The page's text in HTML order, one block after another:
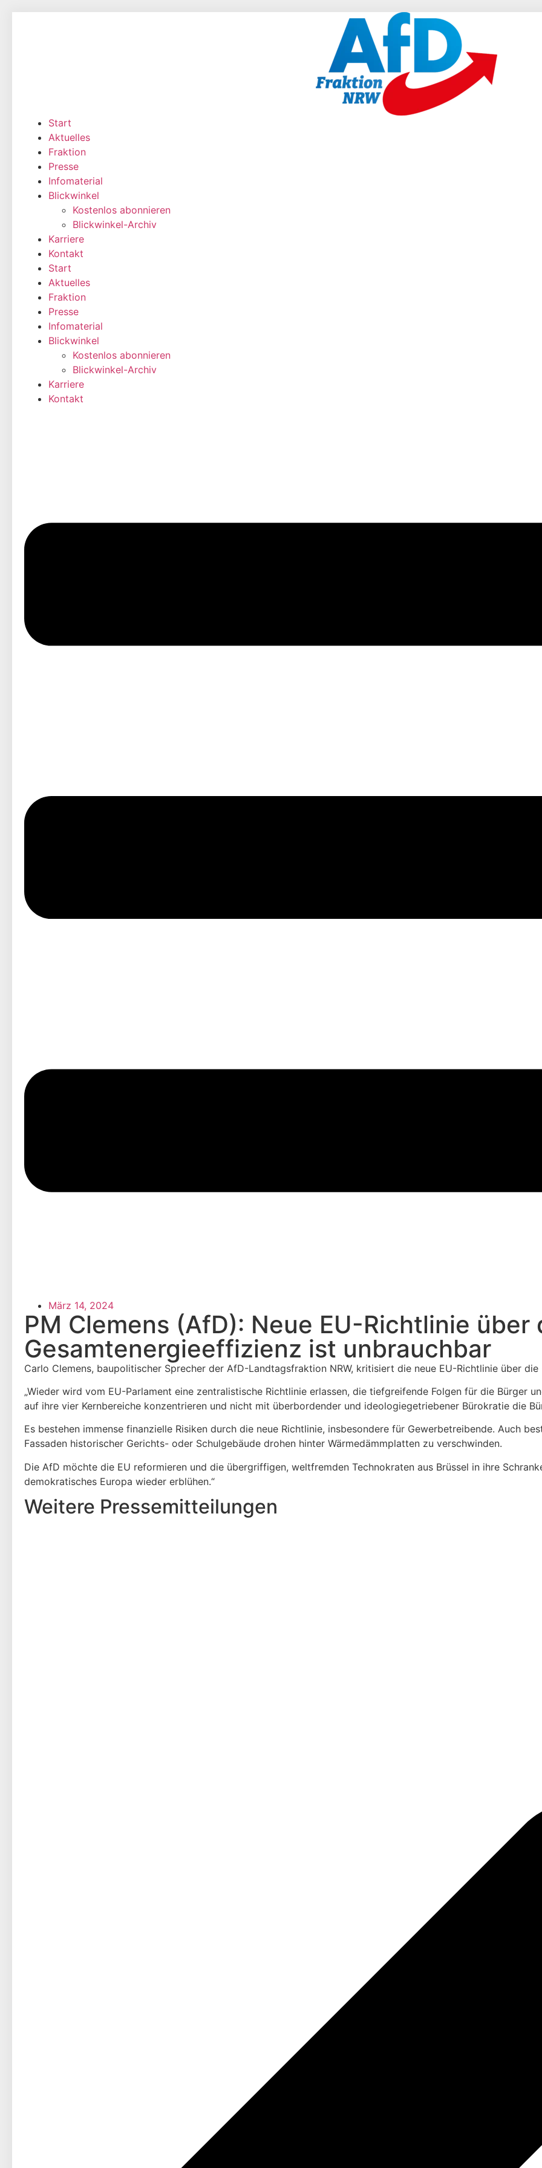
Start
Aktuelles
Fraktion
Presse
Infomaterial
Blickwinkel
Kostenlos abonnieren
Blickwinkel-Archiv
Karriere
Kontakt
Start
Aktuelles
Fraktion
Presse
Infomaterial
Blickwinkel
Kostenlos abonnieren
Blickwinkel-Archiv
Karriere
Kontakt
März 14, 2024
PM Clemens (AfD): Neue EU-Richtlinie über
Gesamtenergieeffizienz ist unbrauchbar
Carlo Clemens, baupolitischer Sprecher der AfD-Landtagsfraktion NRW, kritisiert die neue EU-Richtlinie über
„Wieder wird vom EU-Parlament eine zentralistische Richtlinie erlassen, die tiefgreifende Folgen für die Bürger
auf ihre vier Kernbereiche konzentrieren und nicht mit überbordender und ideologiegetriebener Bürokratie die
Es bestehen immense finanzielle Risiken durch die neue Richtlinie, insbesondere für Gewerbetreibende. Auch
Fassaden historischer Gerichts- oder Schulgebäude drohen hinter Wärmedämmplatten zu verschwinden.
Die AfD möchte die EU reformieren und die übergriffigen, weltfremden Technokraten aus Brüssel in ihre
demokratisches Europa wieder erblühen.“
Weitere Presse­mitteilungen